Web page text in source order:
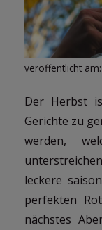
veröffentlicht
Der Herbst
Gerichte zu
werden,
leckere
perfekten
nächstes